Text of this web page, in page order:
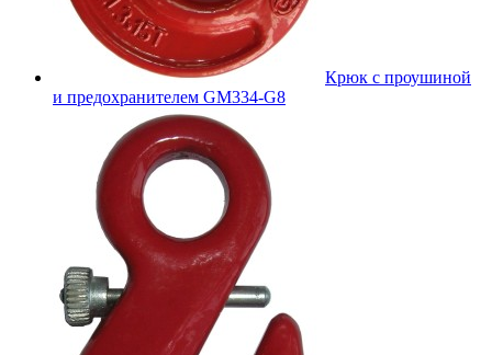
Крюк с проушиной
и предохранителем GM334-G8